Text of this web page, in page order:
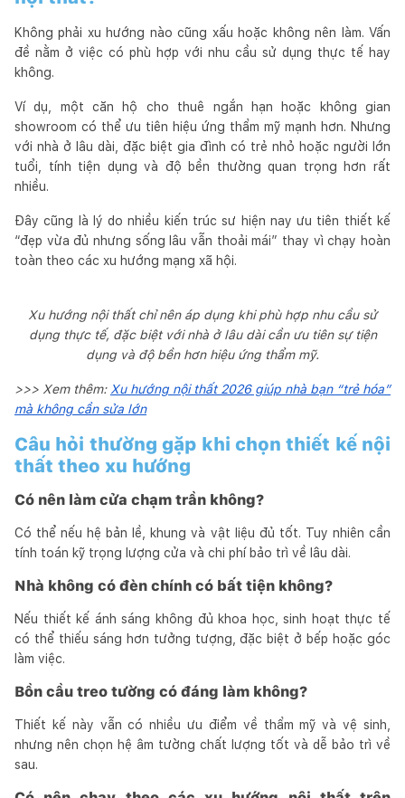
Không phải xu hướng nào cũng xấu hoặc không nên làm. Vấn
đề nằm ở việc có phù hợp với nhu cầu sử dụng thực tế hay
không.
Ví dụ, một căn hộ cho thuê ngắn hạn hoặc không gian
showroom có thể ưu tiên hiệu ứng thẩm mỹ mạnh hơn. Nhưng
với nhà ở lâu dài, đặc biệt gia đình có trẻ nhỏ hoặc người lớn
tuổi, tính tiện dụng và độ bền thường quan trọng hơn rất
nhiều.
Đây cũng là lý do nhiều kiến trúc sư hiện nay ưu tiên thiết kế
“đẹp vừa đủ nhưng sống lâu vẫn thoải mái” thay vì chạy hoàn
toàn theo các xu hướng mạng xã hội.
Xu hướng nội thất chỉ nên áp dụng khi phù hợp nhu cầu sử
dụng thực tế, đặc biệt với nhà ở lâu dài cần ưu tiên sự tiện
dụng và độ bền hơn hiệu ứng thẩm mỹ.
>>> Xem thêm: Xu hướng nội thất 2026 giúp nhà bạn “trẻ hóa”
mà không cần sửa lớn
Câu hỏi thường gặp khi chọn thiết kế nội
thất theo xu hướng
Có nên làm cửa chạm trần không?
Có thể nếu hệ bản lề, khung và vật liệu đủ tốt. Tuy nhiên cần
tính toán kỹ trọng lượng cửa và chi phí bảo trì về lâu dài.
Nhà không có đèn chính có bất tiện không?
Nếu thiết kế ánh sáng không đủ khoa học, sinh hoạt thực tế
có thể thiếu sáng hơn tưởng tượng, đặc biệt ở bếp hoặc góc
làm việc.
Bồn cầu treo tường có đáng làm không?
Thiết kế này vẫn có nhiều ưu điểm về thẩm mỹ và vệ sinh,
nhưng nên chọn hệ âm tường chất lượng tốt và dễ bảo trì về
sau.